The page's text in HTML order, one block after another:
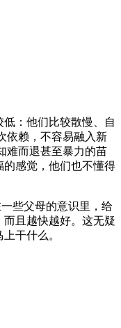
：他们比较散慢、自
依赖，不容易融入新
难而退甚至暴力的苗
感觉，他们也不懂得
些父母的意识里，给
且越快越好。这无疑
干什么。